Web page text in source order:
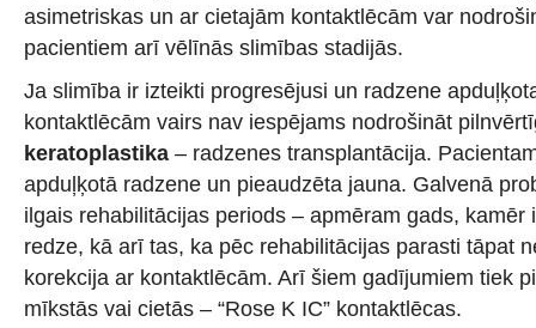
asimetriskas un ar cietajām kontaktlēcām var
pacientiem arī vēlīnās slimības stadijās.
Ja slimība ir izteikti progresējusi un radzene
kontaktlēcām vairs nav iespējams nodrošināt
keratoplastika – radzenes transplantācija.
apduļķotā radzene un pieaudzēta jauna. Galvenā
ilgais rehabilitācijas periods – apmēram gads, kamēr
redze, kā arī tas, ka pēc rehabilitācijas parasti tāpat
korekcija ar kontaktlēcām. Arī šiem gadījumiem tiek
mīkstās vai cietās – “Rose K IC” kontaktlēcas.